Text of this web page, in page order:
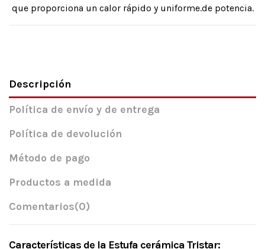
que proporciona un calor rápido y uniforme.de potencia.
Descripción
Política de envío y de entrega
Política de devolución
Método de pago
Productos a medida
Comentarios(0)
Características de la Estufa cerámica Tristar: